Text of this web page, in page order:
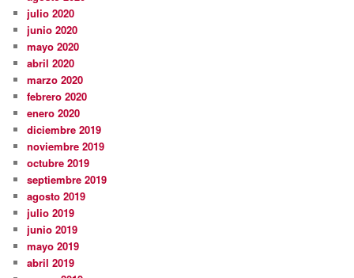
julio 2020
junio 2020
mayo 2020
abril 2020
marzo 2020
febrero 2020
enero 2020
diciembre 2019
noviembre 2019
octubre 2019
septiembre 2019
agosto 2019
julio 2019
junio 2019
mayo 2019
abril 2019